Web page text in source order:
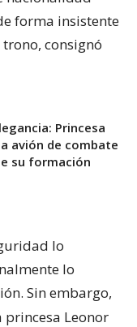
forma insistente
consignó
Princesa
avión de combate
su formación
lo
lo
Sin embargo,
Leonor